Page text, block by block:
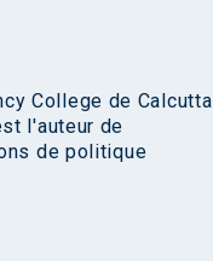
College de Calcutta
l'auteur de
de politique